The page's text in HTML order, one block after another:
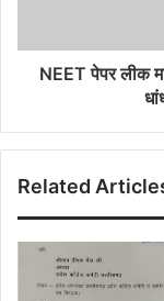
NEET पेपर लीक
Related